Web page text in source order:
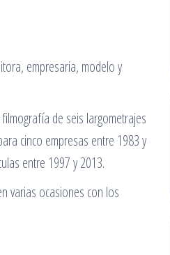
empresaria, modelo y
de seis largometrajes
cinco empresas entre 1983 y
entre 1997 y 2013.
varias ocasiones con los